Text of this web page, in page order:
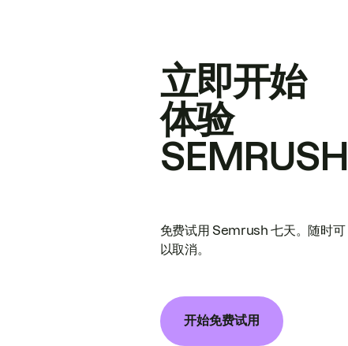
立即开始
体验
SEMRUSH
免费试用 Semrush 七天。随时可
以取消。
开始免费试用